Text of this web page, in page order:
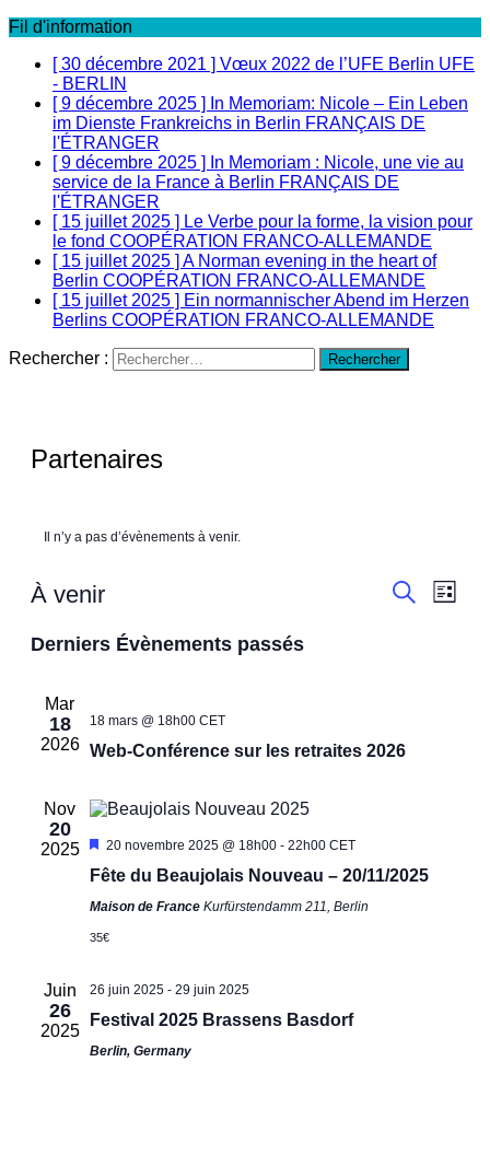
Fil d'information
[ 30 décembre 2021 ] Vœux 2022 de l’UFE Berlin UFE
- BERLIN
[ 9 décembre 2025 ]
In Memoriam: Nicole – Ein Leben
im Dienste Frankreichs in Berlin FRANÇAIS DE
l'ÉTRANGER
[ 9 décembre 2025 ]
In Memoriam : Nicole, une vie au
service de la France à Berlin FRANÇAIS DE
l'ÉTRANGER
[ 15 juillet 2025 ] Le Verbe pour la forme, la vision pour
le fond COOPÉRATION FRANCO-ALLEMANDE
[ 15 juillet 2025 ] A Norman evening in the heart of
Berlin COOPÉRATION FRANCO-ALLEMANDE
[ 15 juillet 2025 ] Ein normannischer Abend im Herzen
Berlins COOPÉRATION FRANCO-ALLEMANDE
Rechercher :
Partenaires
Il n’y a pas d’évènements à venir.
de
Liste
À venir
une
Derniers Évènements passés
Mar
18
2026
18 mars @ 18h00 CET
Web-Conférence sur les retraites 2026
Nov
20
2025
Mis
avant
20 novembre 2025 @ 18h00- 22h00 CET
Fête du Beaujolais Nouveau – 20/11/2025
Maison de France Kurfürstendamm 211, Berlin
35€
Juin
26
2025
26 juin 2025- 29 juin 2025
Festival 2025 Brassens Basdorf
Berlin, Germany